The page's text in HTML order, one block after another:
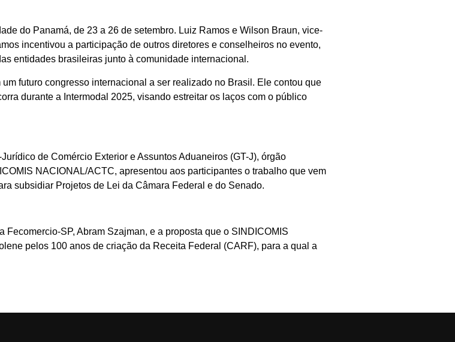
do Panamá, de 23 a 26 de setembro. Luiz Ramos e Wilson Braun, vice-
incentivou a participação de outros diretores e conselheiros no evento,
entidades brasileiras junto à comunidade internacional.
futuro congresso internacional a ser realizado no Brasil. Ele contou que
durante a Intermodal 2025, visando estreitar os laços com o público
de Comércio Exterior e Assuntos Aduaneiros (GT-J), órgão
NACIONAL/ACTC, apresentou aos participantes o trabalho que vem
subsidiar Projetos de Lei da Câmara Federal e do Senado.
SP, Abram Szajman, e a proposta que o SINDICOMIS
pelos 100 anos de criação da Receita Federal (CARF), para a qual a